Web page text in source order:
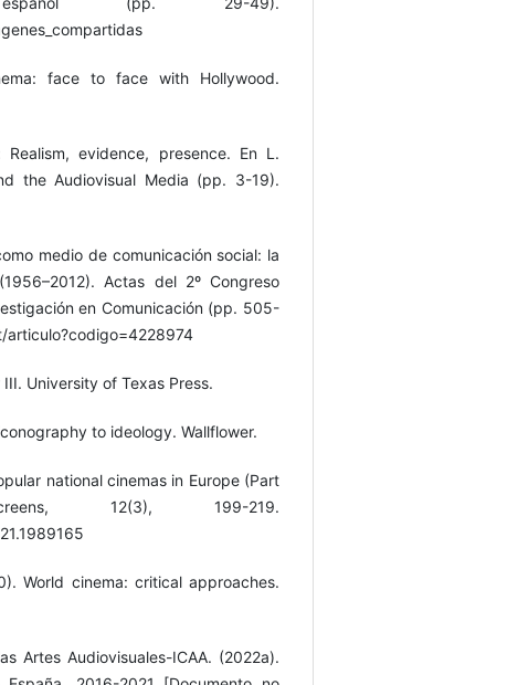
face to face with Hollywood.
evidence, presence. En L.
the Audiovisual Media (pp. 3-19).
medio de comunicación social: la
Actas del 2º Congreso
en Comunicación (pp. 505-
articulo?codigo=4228974
University of Texas Press.
to ideology. Wallflower.
national cinemas in Europe (Part
12(3), 199-219.
World cinema: critical approaches.
Artes Audiovisuales-ICAA. (2022a).